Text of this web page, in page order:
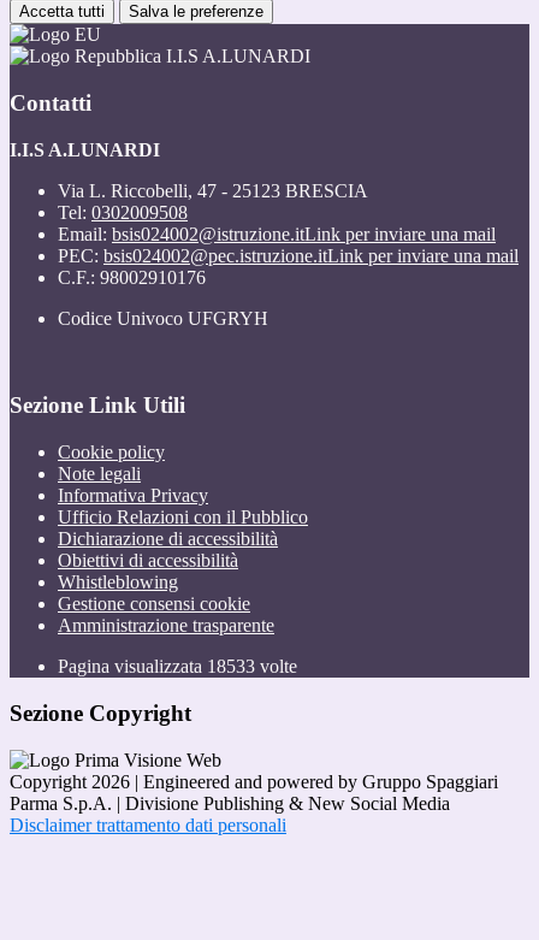
Accetta tutti Salva le preferenze
I.I.S A.LUNARDI
Contatti
I.I.S A.LUNARDI
Via L. Riccobelli, 47 - 25123 BRESCIA
Tel: 0302009508
Email: bsis024002@istruzione.itLink per inviare una mail
PEC: bsis024002@pec.istruzione.itLink per inviare una mail
C.F.: 98002910176
Codice Univoco UFGRYH
Sezione Link Utili
Cookie policy
Note legali
Informativa Privacy
Ufficio Relazioni con il Pubblico
Dichiarazione di accessibilità
Obiettivi di accessibilità
Whistleblowing
Gestione consensi cookie
Amministrazione trasparente
Pagina visualizzata 18533 volte
Sezione Copyright
Copyright 2026 | Engineered and powered by Gruppo Spaggiari
Parma S.p.A. | Divisione Publishing & New Social Media
Disclaimer trattamento dati personali